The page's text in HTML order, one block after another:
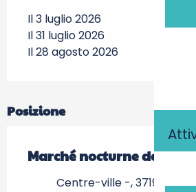
Il 3 luglio 2026
Il 31 luglio 2026
Il 28 agosto 2026
Posizione
Marché nocturne de
Centre-ville -, 37190